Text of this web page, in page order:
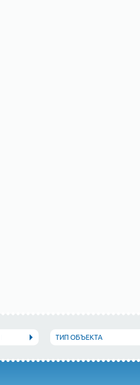
ТИП ОБЪЕКТА